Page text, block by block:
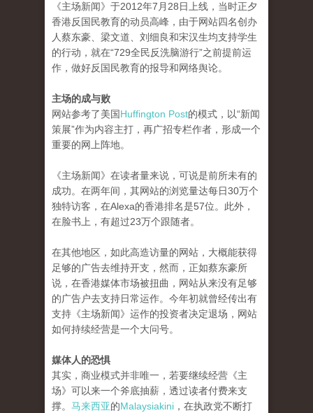
《主场新闻》于2012年7月28日上线，当时正夕
香港反国民教育的动员高峰，由于网站四名创办
人蔡东豪、梁文道、刘细良和宋汉生均支持学生
的行动，就在“729全民反洗脑游行”之前提前运
作，做好反国民教育的报导和网络舆论。
主场的成与败
网站参考了美国Huffington Post的模式，以“新闻
策展”作为内容主打，再广招专栏作者，形成一个
重要的网上阵地。
《主场新闻》在读者量来说，可说是前所未有的
成功。在两年间，其网站的浏览量达每日30万个
独特访客，在Alexa的香港排名是57位。此外，
在脸书上，有超过23万个跟随者。
在其他地区，如此高造访量的网站，大概能获得
足够的广告去维持开支，然而，正如蔡东豪所
说，在香港媒体市场被扭曲，网站从来没有足够
的广告户去支持日常运作。今年初就曾经传出有
支持《主场新闻》运作的投资者决定退场，网站
如何持续经营是一个大问号。
媒体人的恐惧
其实，商业模式并非唯一，若要继续经营《主
场》可以来一个斧底抽薪，透过读者付费来支
撑。 马来西亚的Malaysiakini ，在执政党不断打